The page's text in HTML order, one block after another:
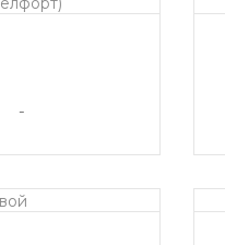
Цена